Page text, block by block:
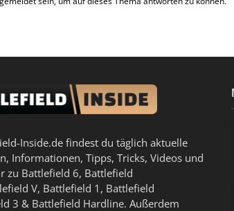
Inside.de findest du täglich aktuelle
Informationen, Tipps, Tricks, Videos und
zu Battlefield 6, Battlefield
V, Battlefield 1 , Battlefield
3 & Battlefield Hardline. Außerdem